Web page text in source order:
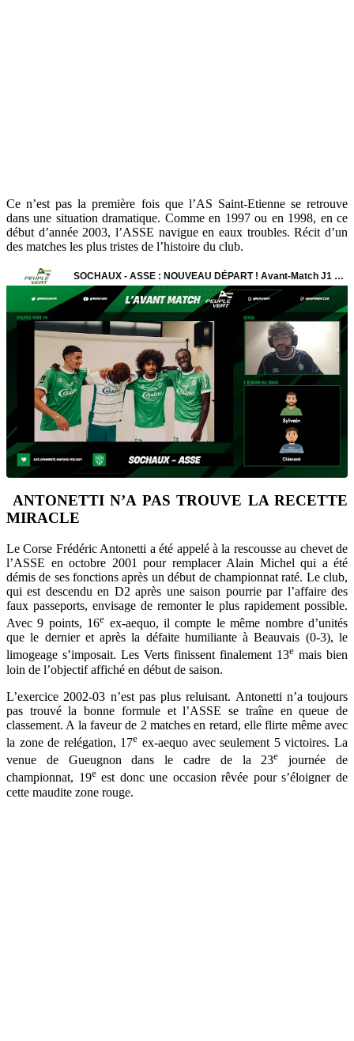
Ce n’est pas la première fois que l’AS Saint-Etienne se retrouve
dans une situation dramatique. Comme en 1997 ou en 1998, en ce
début d’année 2003, l’ASSE navigue en eaux troubles. Récit d’un
des matches les plus tristes de l’histoire du club.
ANTONETTI N’A PAS TROUVE LA RECETTE
MIRACLE
Le Corse Frédéric Antonetti a été appelé à la rescousse au chevet de
l’ASSE en octobre 2001 pour remplacer Alain Michel qui a été
démis de ses fonctions après un début de championnat raté. Le club,
qui est descendu en D2 après une saison pourrie par l’affaire des
faux passeports, envisage de remonter le plus rapidement possible.
Avec 9 points, 16e ex-aequo, il compte le même nombre d’unités
que le dernier et après la défaite humiliante à Beauvais (0-3), le
limogeage s’imposait. Les Verts finissent finalement 13e mais bien
loin de l’objectif affiché en début de saison.
L’exercice 2002-03 n’est pas plus reluisant. Antonetti n’a toujours
pas trouvé la bonne formule et l’ASSE se traîne en queue de
classement. A la faveur de 2 matches en retard, elle flirte même avec
la zone de relégation, 17e ex-aequo avec seulement 5 victoires. La
venue de Gueugnon dans le cadre de la 23e journée de
championnat, 19eest donc une occasion rêvée pour s’éloigner de
cette maudite zone rouge.